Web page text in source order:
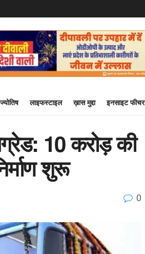
लाइफस्टाइल ख़ास मुद्दा इनसाइट फीचर
10 करोड़ की
शुरू
0